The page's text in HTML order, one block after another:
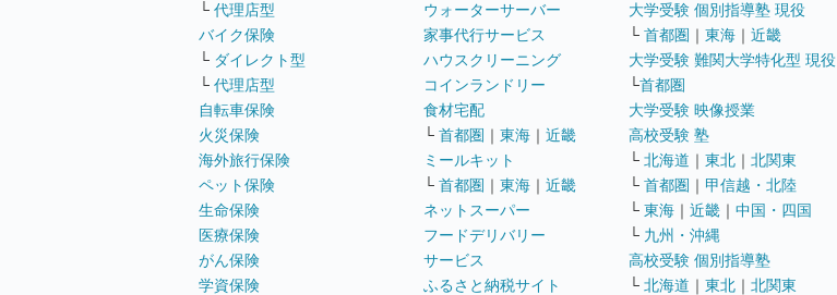
└ 代理店型
バイク保険
└ ダイレクト型
└ 代理店型
自転車保険
火災保険
海外旅行保険
ペット保険
生命保険
医療保険
がん保険
学資保険
ウォーターサーバー
家事代行サービス
ハウスクリーニング
コインランドリー
食材宅配
└ 首都圏 ｜ 東海 ｜ 近畿
ミールキット
└ 首都圏 ｜ 東海 ｜ 近畿
ネットスーパー
フードデリバリー
サービス
ふるさと納税サイト
大学受験 個別指導塾 現役
└ 首都圏 ｜ 東海 ｜ 近畿
大学受験 難関大学特化型 現役
└首都圏
大学受験 映像授業
高校受験 塾
└ 北海道 ｜ 東北 ｜ 北関東
└ 首都圏 ｜ 甲信越・北陸
└ 東海 ｜ 近畿 ｜ 中国・四国
└ 九州・沖縄
高校受験 個別指導塾
└ 北海道 ｜ 東北 ｜ 北関東